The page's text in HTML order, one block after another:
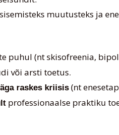
muutusteks ja
puhul (nt skisofreenia,
või arsti toetus.
raskes kriisis(nt
professionaalse praktiku